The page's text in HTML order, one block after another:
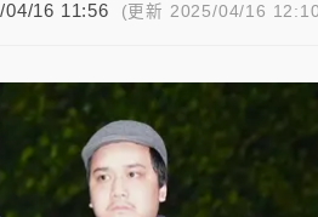
158kg遭查扣畫面曝光
！辜仲諒向法院聲請遭駁 理由曝
上預約開賣一度塞車 周六起展
04/16 11:56 (更新 2025/04/16